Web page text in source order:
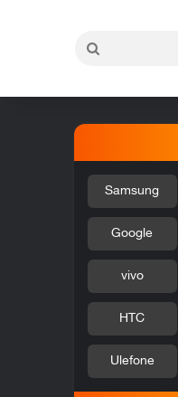
Samsung
Google
vivo
HTC
Ulefone